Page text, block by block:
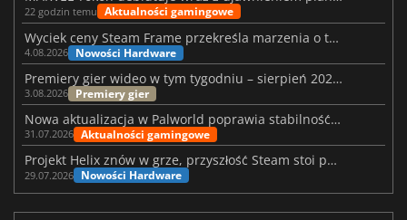
22 godzin temu Aktualności gamingowe
Wyciek ceny Steam Frame przekreśla marzenia o tanim zestawie VR
4.08.2026 Nowości Hardware
Premiery gier wideo w tym tygodniu – sierpień 2026 r. (32. tydzień)
3.08.2026 Premiery gier
Nowa aktualizacja w Palworld poprawia stabilność Sunreach i walk z bossami
31.07.2026 Aktualności gamingowe
Projekt Helix znów w grze, przyszłość Steam stoi pod znakiem zapytania
29.07.2026 Nowości Hardware